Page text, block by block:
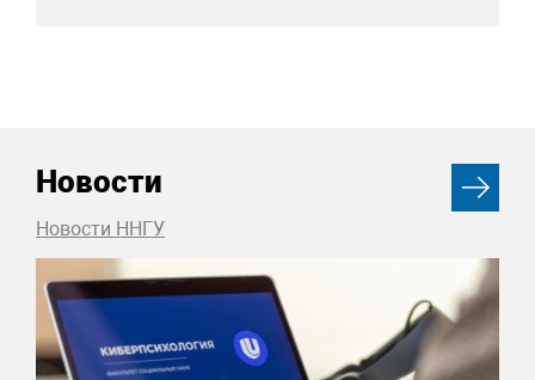
Новости
Новости ННГУ